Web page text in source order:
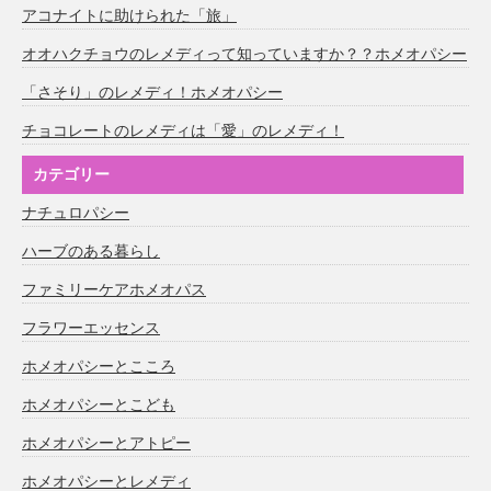
アコナイトに助けられた「旅」
オオハクチョウのレメディって知っていますか？？ホメオパシー
「さそり」のレメディ！ホメオパシー
チョコレートのレメディは「愛」のレメディ！
カテゴリー
ナチュロパシー
ハーブのある暮らし
ファミリーケアホメオパス
フラワーエッセンス
ホメオパシーとこころ
ホメオパシーとこども
ホメオパシーとアトピー
ホメオパシーとレメディ